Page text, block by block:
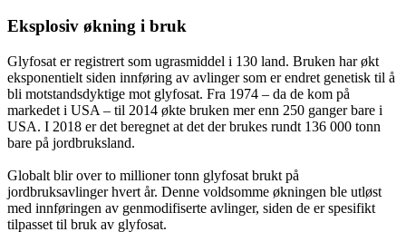
Eksplosiv økning i bruk
Glyfosat er registrert som ugrasmiddel i 130 land. Bruken har økt
eksponentielt siden innføring av avlinger som er endret genetisk til å
bli motstandsdyktige mot glyfosat. Fra 1974 – da de kom på
markedet i USA – til 2014 økte bruken mer enn 250 ganger bare i
USA. I 2018 er det beregnet at det der brukes rundt 136 000 tonn
bare på jordbruksland.
Globalt blir over to millioner tonn glyfosat brukt på
jordbruksavlinger hvert år. Denne voldsomme økningen ble utløst
med innføringen av genmodifiserte avlinger, siden de er spesifikt
tilpasset til bruk av glyfosat.